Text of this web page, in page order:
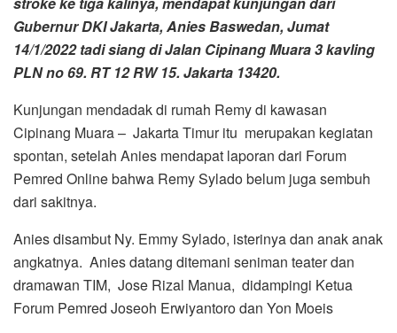
Gubernur DKI Jakarta, Anies Baswedan, Jumat
14/1/2022 tadi siang di Jalan Cipinang Muara 3 kavling
PLN no 69. RT 12 RW 15. Jakarta 13420.
Kunjungan mendadak di rumah Remy di kawasan
Cipinang Muara – Jakarta Timur itu merupakan kegiatan
spontan, setelah Anies mendapat laporan dari Forum
Pemred Online bahwa Remy Sylado belum juga sembuh
dari sakitnya.
Anies disambut Ny. Emmy Sylado, isterinya dan anak anak
angkatnya. Anies datang ditemani seniman teater dan
dramawan TIM, Jose Rizal Manua, didampingi Ketua
Forum Pemred Joseoh Erwiyantoro dan Yon Moeis